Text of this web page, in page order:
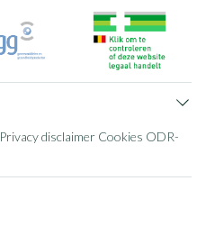
Privacy disclaimer Cookies ODR-